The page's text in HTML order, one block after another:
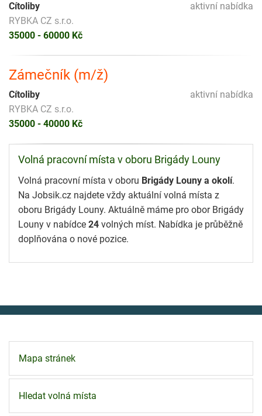
aktivní nabídka
Cítoliby
RYBKA CZ s.r.o.
35000 - 60000 Kč
Zámečník (m/ž)
aktivní nabídka
Cítoliby
RYBKA CZ s.r.o.
35000 - 40000 Kč
Volná pracovní místa v oboru Brigády Louny
Volná pracovní místa v oboru Brigády Louny a okolí.
Na Jobsik.cz najdete vždy aktuální volná místa z
oboru Brigády Louny. Aktuálně máme pro obor Brigády
Louny v nabídce 24 volných míst. Nabídka je průběžně
doplňována o nové pozice.
Mapa stránek
Hledat volná místa